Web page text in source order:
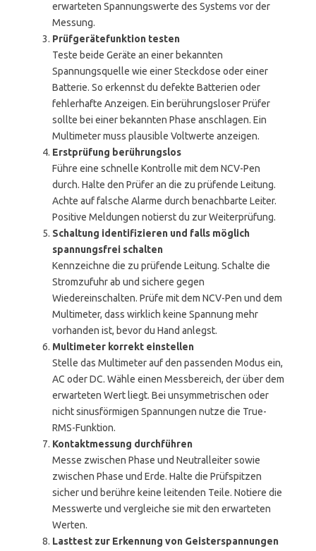
erwarteten Spannungswerte des Systems vor der
Messung.
Prüfgerätefunktion testen
Teste beide Geräte an einer bekannten
Spannungsquelle wie einer Steckdose oder einer
Batterie. So erkennst du defekte Batterien oder
fehlerhafte Anzeigen. Ein berührungsloser Prüfer
sollte bei einer bekannten Phase anschlagen. Ein
Multimeter muss plausible Voltwerte anzeigen.
Erstprüfung berührungslos
Führe eine schnelle Kontrolle mit dem NCV-Pen
durch. Halte den Prüfer an die zu prüfende Leitung.
Achte auf falsche Alarme durch benachbarte Leiter.
Positive Meldungen notierst du zur Weiterprüfung.
Schaltung identifizieren und falls möglich
spannungsfrei schalten
Kennzeichne die zu prüfende Leitung. Schalte die
Stromzufuhr ab und sichere gegen
Wiedereinschalten. Prüfe mit dem NCV-Pen und dem
Multimeter, dass wirklich keine Spannung mehr
vorhanden ist, bevor du Hand anlegst.
Multimeter korrekt einstellen
Stelle das Multimeter auf den passenden Modus ein,
AC oder DC. Wähle einen Messbereich, der über dem
erwarteten Wert liegt. Bei unsymmetrischen oder
nicht sinusförmigen Spannungen nutze die True-
RMS-Funktion.
Kontaktmessung durchführen
Messe zwischen Phase und Neutralleiter sowie
zwischen Phase und Erde. Halte die Prüfspitzen
sicher und berühre keine leitenden Teile. Notiere die
Messwerte und vergleiche sie mit den erwarteten
Werten.
Lasttest zur Erkennung von Geisterspannungen